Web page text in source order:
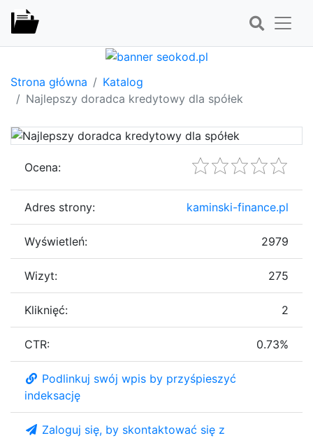
Strona główna
Katalog
Najlepszy doradca kredytowy dla spółek
Ocena:
Adres strony: kaminski-finance.pl
Wyświetleń: 2979
Wizyt: 275
Kliknięć: 2
CTR: 0.73%
Podlinkuj swój wpis by przyśpieszyć
indeksację
Zaloguj się, by skontaktować się z